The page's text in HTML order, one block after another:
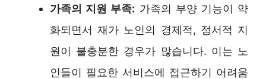
가족의 지원 부족: 가족의 부양 기능이 약
화되면서 재가 노인의 경제적, 정서적 지
원이 불충분한 경우가 많습니다. 이는 노
인들이 필요한 서비스에 접근하기 어려움